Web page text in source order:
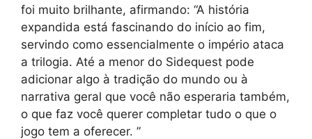
foi muito brilhante, afirmando: “A história
expandida está fascinando do início ao fim,
servindo como essencialmente o império ataca
a trilogia. Até a menor do Sidequest pode
adicionar algo à tradição do mundo ou à
narrativa geral que você não esperaria também,
o que faz você querer completar tudo o que o
jogo tem a oferecer. ”